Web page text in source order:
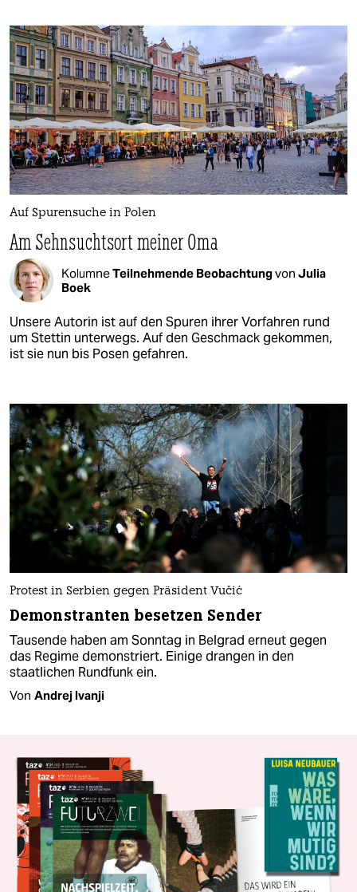
Auf Spurensuche in Polen
Am Sehnsuchtsort meiner Oma
KolumneTeilnehmende Beobachtungvon Julia
Boek
Unsere Autorin ist auf den Spuren ihrer Vorfahren rund
um Stettin unterwegs. Auf den Geschmack gekommen,
ist sie nun bis Posen gefahren.
Protest in Serbien gegen Präsident Vučić
Demonstranten besetzen Sender
Tausende haben am Sonntag in Belgrad erneut gegen
das Regime demonstriert. Einige drangen in den
staatlichen Rundfunk ein.
Von Andrej Ivanji